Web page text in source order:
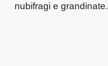
nubifragi e grandinate.